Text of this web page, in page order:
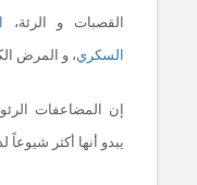
القصبات و الرئة،
السكري، و المرض
إن المضاعفات
يبدو أنها أكثر شيوعاً